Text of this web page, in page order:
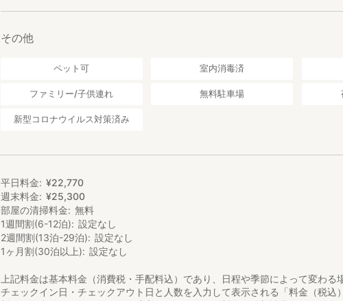
その他
ペット可 室内消毒済
ファミリー/子供連れ 無料駐車場
新型コロナウイルス対策済み
平日料金 ¥22,770
週末料金
¥25,300
部屋の清掃料金
無料
1週間割(6-12泊)
設定なし
2週間割(13泊-29泊)
設定なし
1ヶ月割(30泊以上)
設定なし
上記料金は基本料金（消費税・手配料込）であり、日程や季節によって変わる
チェックイン日・チェックアウト日と人数を入力して表示される「料金（税込